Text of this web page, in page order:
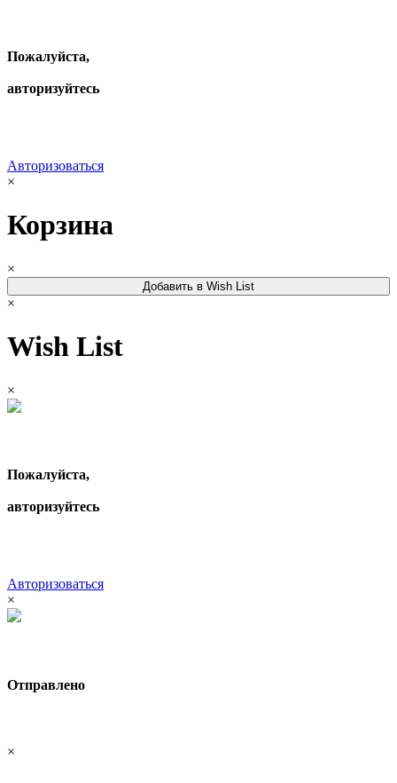
Пожалуйста,
авторизуйтесь
Авторизоваться
×
Корзина
×
Добавить в Wish List
×
Wish List
×
Пожалуйста,
авторизуйтесь
Авторизоваться
×
Отправлено
×